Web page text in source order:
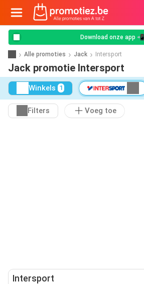
Download onze app 📲
Alle promoties Jack Intersport
Jack promotie Intersport
Winkels 1
Filters Voeg toe
Intersport